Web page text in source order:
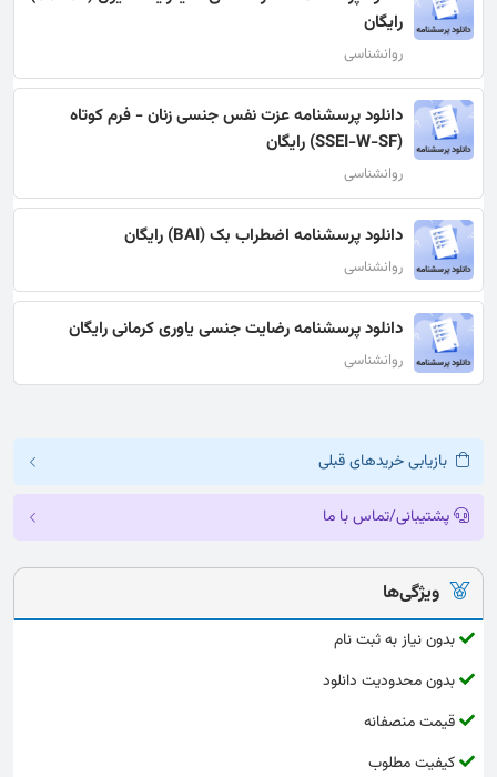
رایگان
روانشناسی
دانلود پرسشنامه عزت نفس جنسی زنان - فرم کوتاه
(SSEI-W-SF) رایگان
روانشناسی
دانلود پرسشنامه اضطراب بک (BAI) رایگان
روانشناسی
دانلود پرسشنامه رضایت جنسی یاوری کرمانی رایگان
روانشناسی
بازیابی خریدهای قبلی
پشتیبانی/تماس با ما
ویژگی‌ها
بدون نیاز به ثبت نام
بدون محدودیت دانلود
قیمت منصفانه
کیفیت مطلوب